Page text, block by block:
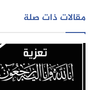
في مناطق النزاع،
مقالات ذات صلة